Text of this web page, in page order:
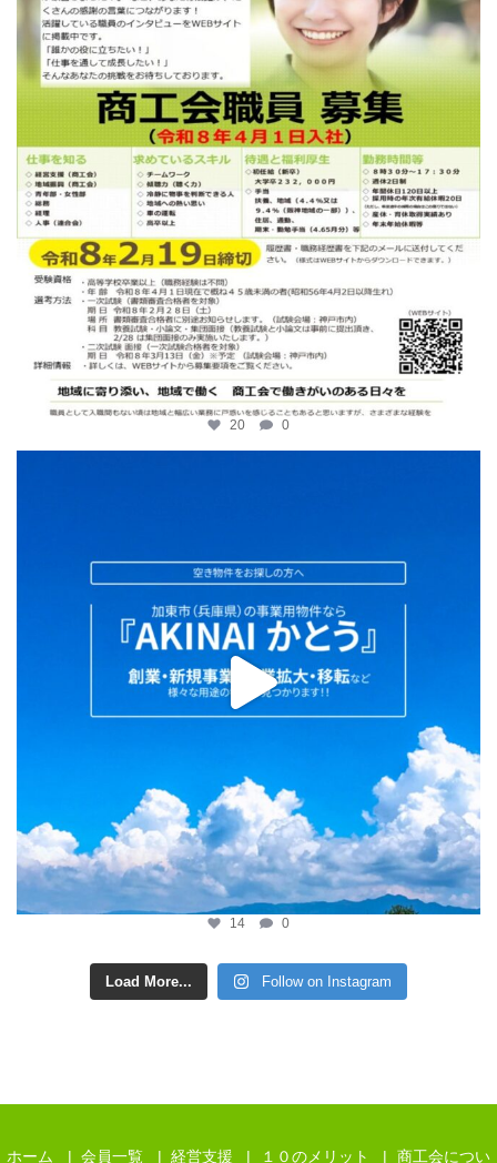
20 0
14 0
Load More... Follow on Instagram
ホーム 会員一覧 経営支援 １０のメリット 商工会につい